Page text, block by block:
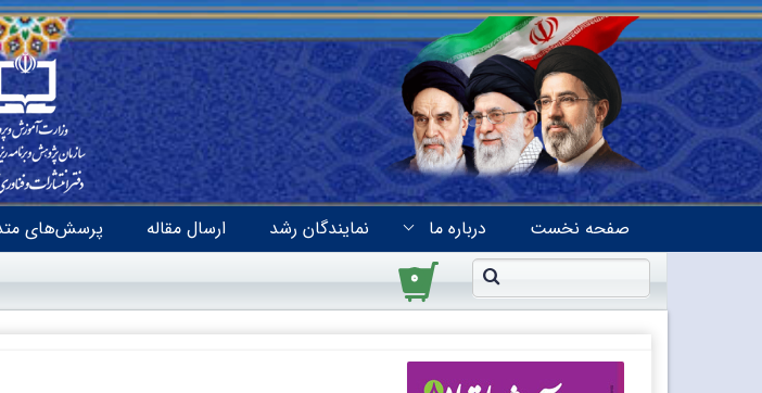
صفحه نخست درباره ما نمایندگان رشد ارسال مقاله پرسش‌های
۰